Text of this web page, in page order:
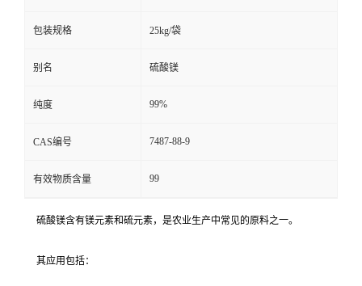
包装规格 25kg/袋
别名 硫酸镁
纯度 99%
CAS编号 7487-88-9
有效物质含量 99
硫酸镁含有镁元素和硫元素，是农业生产中常见的原料之一。
其应用包括：